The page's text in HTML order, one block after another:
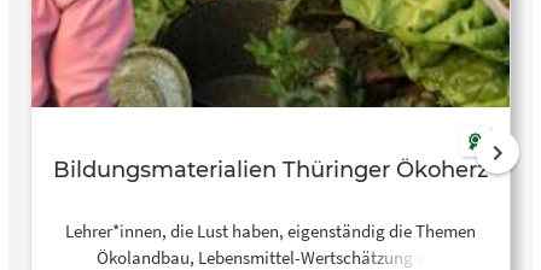
Bildungsmaterialien Thüringer Ökoherz
Lehrer*innen, die Lust haben, eigenständig die Themen
Ökolandbau, Lebensmittel-Wertschätzung und